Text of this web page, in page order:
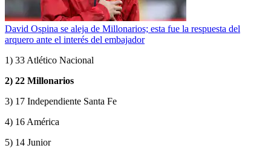
David Ospina se aleja de Millonarios; esta fue la respuesta del
arquero ante el interés del embajador
1) 33 Atlético Nacional
2) 22 Millonarios
3) 17 Independiente Santa Fe
4) 16 América
5) 14 Junior